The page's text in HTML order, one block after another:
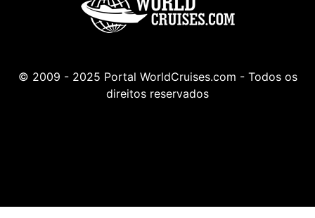
© 2009 - 2025 Portal WorldCruises.com - Todos os
direitos reservados